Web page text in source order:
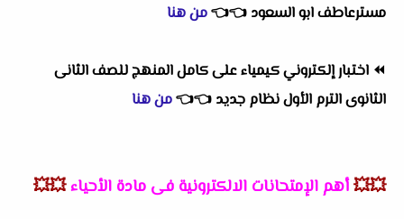
مسترعاطف ابو السعود 👈
👈من هنا
⏪ اختبار إلكتروني كيمياء على كامل المنهج للصف الثانى
الثانوى الترم الأول نظام جديد 👈
👈من هنا
💥💥أهمالإمتحانات الالكترونية فى مادة الأحياء💥💥